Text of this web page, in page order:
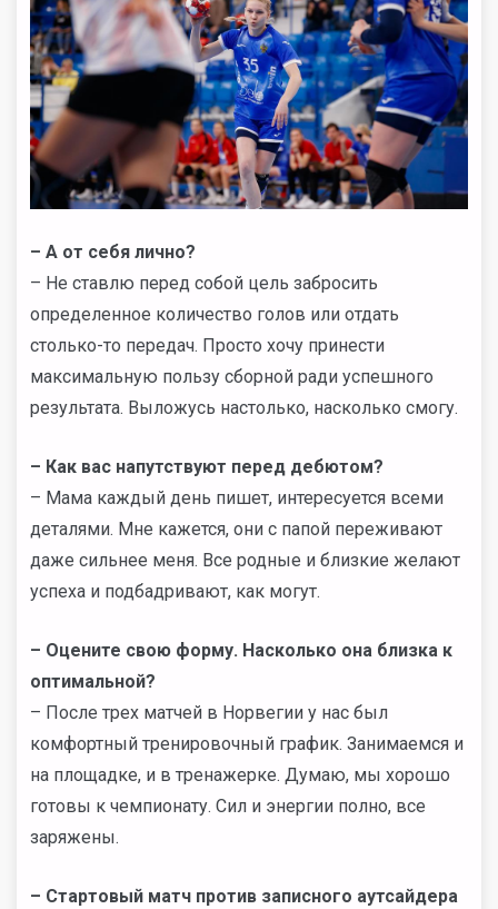
– А от себя лично?
– Не ставлю перед собой цель забросить
определенное количество голов или отдать
столько-то передач. Просто хочу принести
максимальную пользу сборной ради успешного
результата. Выложусь настолько, насколько смогу.
– Как вас напутствуют перед дебютом?
– Мама каждый день пишет, интересуется всеми
деталями. Мне кажется, они с папой переживают
даже сильнее меня. Все родные и близкие желают
успеха и подбадривают, как могут.
– Оцените свою форму. Насколько она близка к
оптимальной?
– После трех матчей в Норвегии у нас был
комфортный тренировочный график. Занимаемся и
на площадке, и в тренажерке. Думаю, мы хорошо
готовы к чемпионату. Сил и энергии полно, все
заряжены.
– Стартовый матч против записного аутсайдера